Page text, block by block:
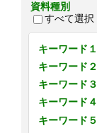
資料種別
すべて選択
キーワード１
キーワード２
キーワード３
キーワード４
キーワード５